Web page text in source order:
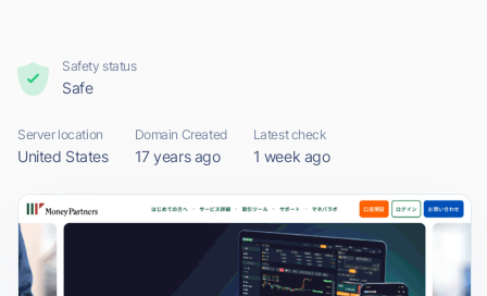
Safety status
Safe
Server location
United States
Domain Created
17 years ago
Latest check
1 week ago